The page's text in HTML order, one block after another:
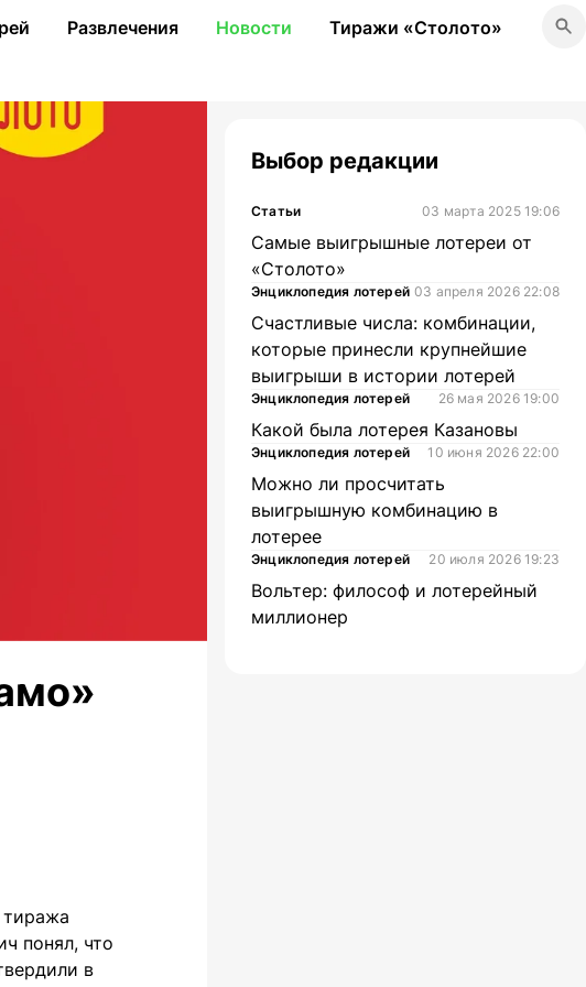
Развлечения Новости Тиражи «Столото»
тиража
понял, что
в
Выбор редакции
Статьи 03 марта 2025 19:06
Самые выигрышные лотереи от
«Столото»
Энциклопедия лотерей 03 апреля 2026 22:08
Счастливые числа: комбинации,
которые принесли крупнейшие
выигрыши в истории лотерей
Энциклопедия лотерей 26 мая 2026 19:00
Какой была лотерея Казановы
Энциклопедия лотерей 10 июня 2026 22:00
Можно ли просчитать
выигрышную комбинацию в
лотерее
Энциклопедия лотерей 20 июля 2026 19:23
Вольтер: философ и лотерейный
миллионер